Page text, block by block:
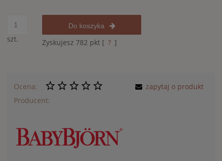
szt.
Do koszyka
Zyskujesz782 pkt [ ? ]
Ocena:
Producent:
zapytaj o produkt